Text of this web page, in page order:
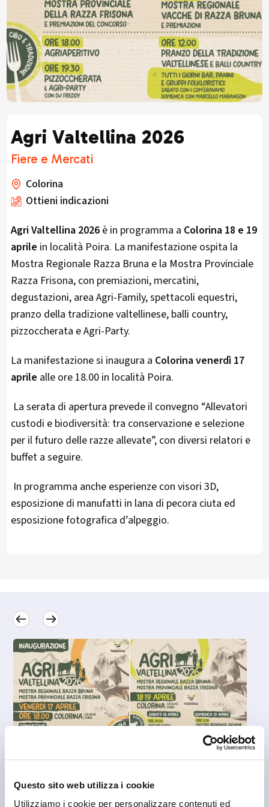
Questo sito web utilizza i cookie
Utilizziamo i cookie per personalizzare contenuti ed
Agri Valtellina 2026
Fiere e Mercati
Colorina
Ottieni indicazioni
Agri Valtellina 2026è in programma a Colorina 18 e 19
aprile in località Poira. La manifestazione ospita la
Mostra Regionale Razza Bruna e la Mostra Provinciale
Razza Frisona, con premiazioni, mercatini,
degustazioni, area Agri-Family, spettacoli equestri,
pranzo della tradizione valtellinese, balli country,
pizzoccherata e Agri-Party.
La manifestazione si inaugura a Colorinavenerdì 17
aprile alle ore 18.00 in località Poira.
La serata di apertura prevede il convegno “Allevatori
custodi e biodiversità: tra conservazione e selezione
per il futuro delle razze allevate”, con diversi relatori e
buffet a seguire.
In programma anche esperienze con visori 3D,
esposizione di manufatti in lana di pecora ciuta ed
esposizione fotografica d’alpeggio.